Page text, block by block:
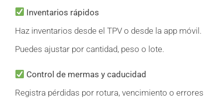
Inventarios rápidos
Haz inventarios desde el TPV o desde la app móvil.
Puedes ajustar por cantidad, peso o lote.
Control de mermas y caducidad
Registra pérdidas por rotura, vencimiento o errores